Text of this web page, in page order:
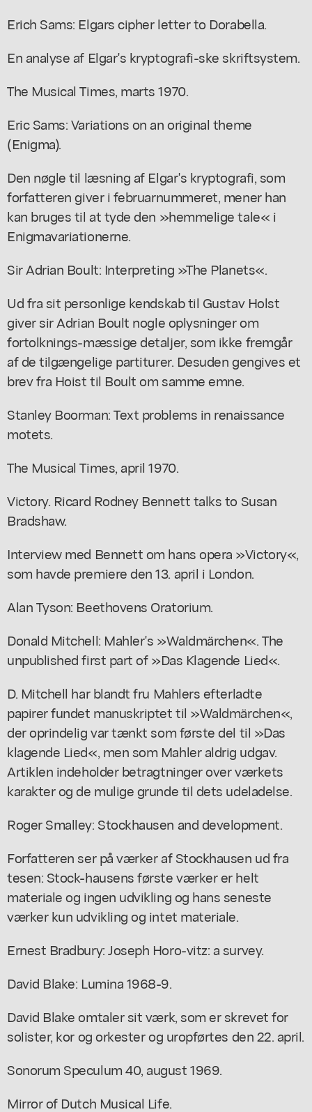
Erich Sams: Elgars cipher letter to Dorabella.
En analyse af Elgar's kryptografi-ske skriftsystem.
The Musical Times, marts 1970.
Eric Sams: Variations on an original theme
(Enigma).
Den nøgle til læsning af Elgar's kryptografi, som
forfatteren giver i februarnummeret, mener han
kan bruges til at tyde den »hemmelige tale« i
Enigmavariationerne.
Sir Adrian Boult: Interpreting »The Planets«.
Ud fra sit personlige kendskab til Gustav Holst
giver sir Adrian Boult nogle oplysninger om
fortolknings-mæssige detaljer, som ikke fremgår
af de tilgængelige partiturer. Desuden gengives et
brev fra Hoist til Boult om samme emne.
Stanley Boorman: Text problems in renaissance
motets.
The Musical Times, april 1970.
Victory. Ricard Rodney Bennett talks to Susan
Bradshaw.
Interview med Bennett om hans opera »Victory«,
som havde premiere den 13. april i London.
Alan Tyson: Beethovens Oratorium.
Donald Mitchell: Mahler's »Waldmärchen«. The
unpublished first part of »Das Klagende Lied«.
D. Mitchell har blandt fru Mahlers efterladte
papirer fundet manuskriptet til »Waldmärchen«,
der oprindelig var tænkt som første del til »Das
klagende Lied«, men som Mahler aldrig udgav.
Artiklen indeholder betragtninger over værkets
karakter og de mulige grunde til dets udeladelse.
Roger Smalley: Stockhausen and development.
Forfatteren ser på værker af Stockhausen ud fra
tesen: Stock-hausens første værker er helt
materiale og ingen udvikling og hans seneste
værker kun udvikling og intet materiale.
Ernest Bradbury: Joseph Horo-vitz: a survey.
David Blake: Lumina 1968-9.
David Blake omtaler sit værk, som er skrevet for
solister, kor og orkester og uropførtes den 22. april.
Sonorum Speculum 40, august 1969.
Mirror of Dutch Musical Life.